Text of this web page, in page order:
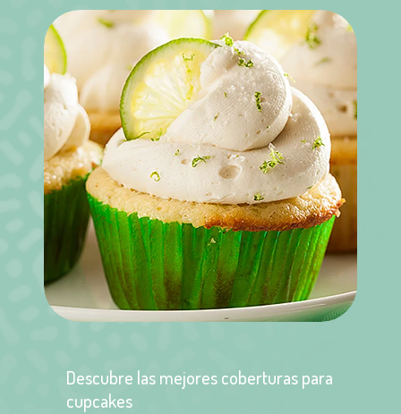
Descubre las mejores coberturas para
cupcakes